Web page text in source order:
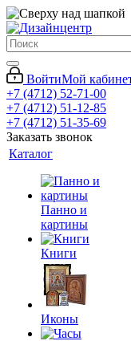
ВойтиМой
+7 (4712) 52-71-00
+7 (4712) 51-12-85
+7 (4712) 51-35-69
Заказать звонок
Каталог
Панно и
картины
Книги
Иконы